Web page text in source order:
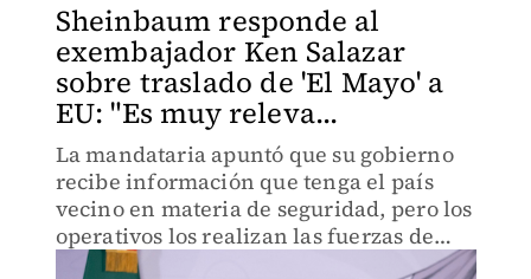
Sheinbaum responde al
exembajador Ken Salazar
sobre traslado de 'El Mayo' a
EU: "Es muy releva...
La mandataria apuntó que su gobierno
recibe información que tenga el país
vecino en materia de seguridad, pero los
operativos los realizan las fuerzas de
México.